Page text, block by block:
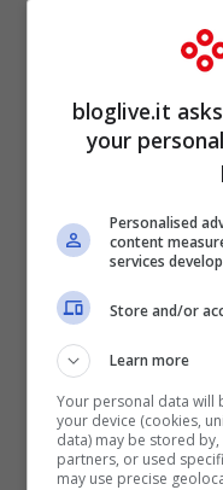
bloglive.it
your
Personalised
content
services
Store and/or
Learn more
Your personal data
your device (cookies,
data) may be stored
partners, or used
may use precise